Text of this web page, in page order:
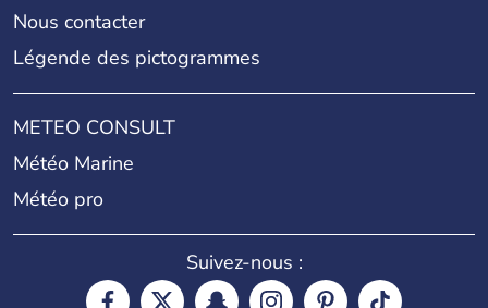
Nous contacter
Légende des pictogrammes
METEO CONSULT
Météo Marine
Météo pro
Suivez-nous :